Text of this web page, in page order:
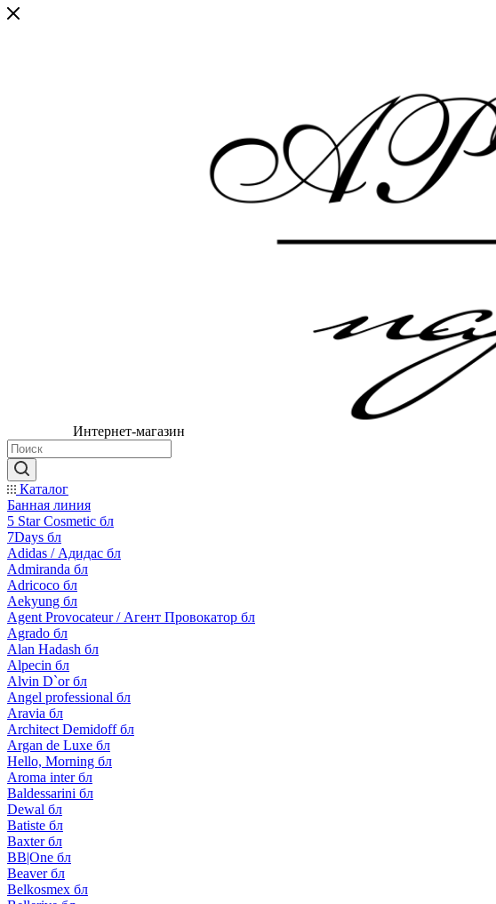
Интернет-магазин
Каталог
Банная линия
5 Star Cosmetic бл
7Days бл
Adidas / Адидас бл
Admiranda бл
Adricoco бл
Aekyung бл
Agent Provocateur / Агент Провокатор бл
Agrado бл
Alan Hadash бл
Alpecin бл
Alvin D`or бл
Angel professional бл
Aravia бл
Architect Demidoff бл
Argan de Luxe бл
Hello, Morning бл
Aroma inter бл
Baldessarini бл
Dewal бл
Batiste бл
Baxter бл
BB|One бл
Beaver бл
Belkosmex бл